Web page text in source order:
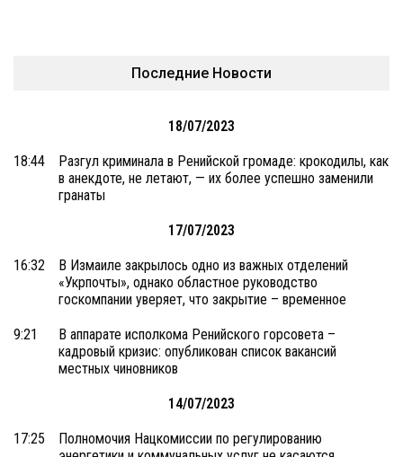
Последние Новости
18/07/2023
18:44
Разгул криминала в Ренийской громаде: крокодилы, как
в анекдоте, не летают, — их более успешно заменили
гранаты
17/07/2023
16:32
В Измаиле закрылось одно из важных отделений
«Укрпочты», однако областное руководство
госкомпании уверяет, что закрытие – временное
9:21
В аппарате исполкома Ренийского горсовета –
кадровый кризис: опубликован список вакансий
местных чиновников
14/07/2023
17:25
Полномочия Нацкомиссии по регулированию